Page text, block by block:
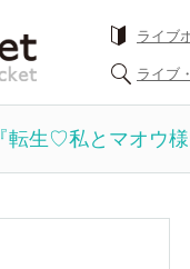
ライブ
ライブ
転生♡私とマオウ様